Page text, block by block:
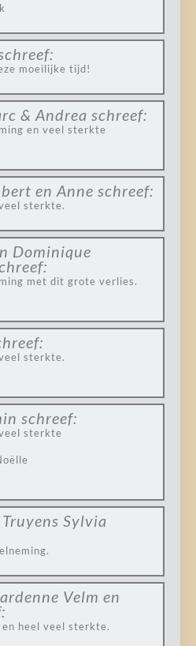
moeilijke tijd!
& Andrea schreef:
en veel sterkte
en Anne schreef:
sterkte.
Dominique
met dit grote verlies.
sterkte.
schreef:
sterkte
Sylvia
Velm en
heel veel sterkte.